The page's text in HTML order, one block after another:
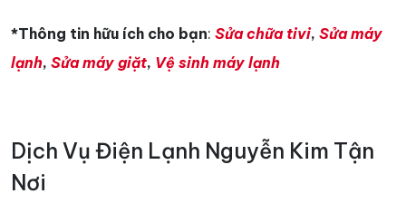
*Thông tin hữu ích cho bạn: Sửa chữa tivi, Sửa máy
lạnh, Sửa máy giặt, Vệ sinh máy lạnh
Dịch Vụ Điện Lạnh Nguyễn Kim Tận
Nơi